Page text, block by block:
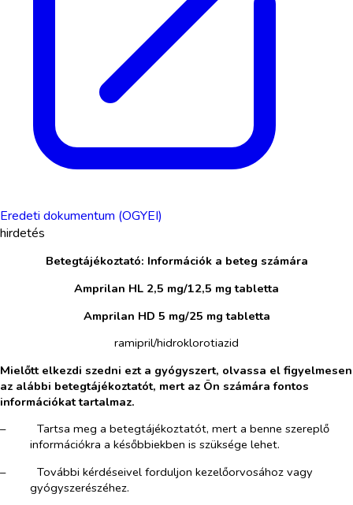
Eredeti dokumentum (OGYEI)
hirdetés
Betegtájékoztató: Információk a beteg számára
Amprilan HL 2,5 mg/12,5 mg tabletta
Amprilan HD 5 mg/25 mg tabletta
ramipril/hidroklorotiazid
Mielőtt elkezdi szedni ezt a gyógyszert, olvassa el figyelmesen
az alábbi betegtájékoztatót, mert az Ön számára fontos
információkat tartalmaz.
–​
Tartsa meg a betegtájékoztatót, mert a benne szereplő
információkra a későbbiekben is szüksége lehet.
–​
További kérdéseivel forduljon kezelőorvosához vagy
gyógyszerészéhez.